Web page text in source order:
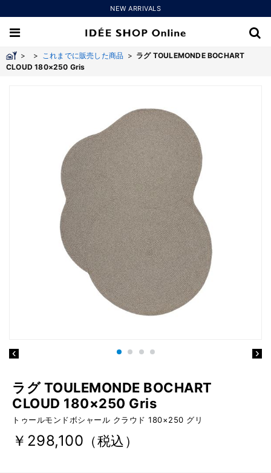
NEW ARRIVALS
> > これまでに販売した商品 > ラグ TOULEMONDE BOCHART
CLOUD 180×250 Gris
ラグ TOULEMONDE BOCHART
CLOUD 180×250 Gris
トゥールモンドボシャール クラウド 180×250 グリ
￥298,100 （税込）